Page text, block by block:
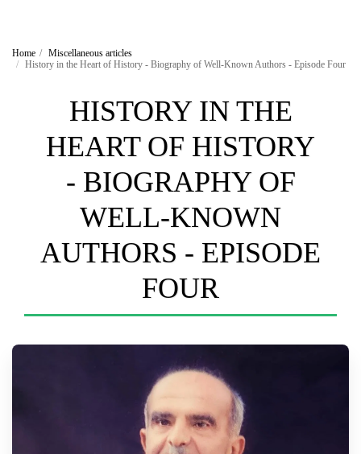
Home
Miscellaneous articles
History in the Heart of History - Biography of Well-Known Authors - Episode Four
HISTORY IN THE
HEART OF HISTORY
- BIOGRAPHY OF
WELL-KNOWN
AUTHORS - EPISODE
FOUR